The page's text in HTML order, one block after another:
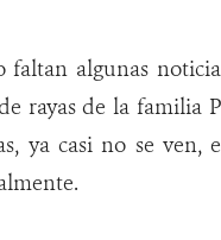
algunas
rayas de la familia
ya casi no se